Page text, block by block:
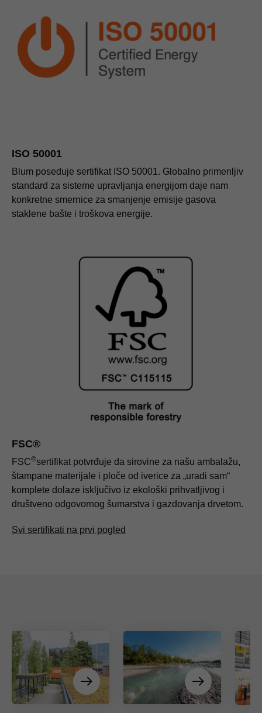
ISO 50001
Blum poseduje sertifikat ISO 50001. Globalno primenljiv
standard za sisteme upravljanja energijom daje nam
konkretne smernice za smanjenje emisije gasova
staklene bašte i troškova energije.
FSC®
FSC®sertifikat potvrđuje da sirovine za našu ambalažu,
štampane materijale i ploče od iverice za „uradi sam“
komplete dolaze isključivo iz ekološki prihvatljivog i
društveno odgovornog šumarstva i gazdovanja drvetom.
Svi sertifikati na prvi pogled